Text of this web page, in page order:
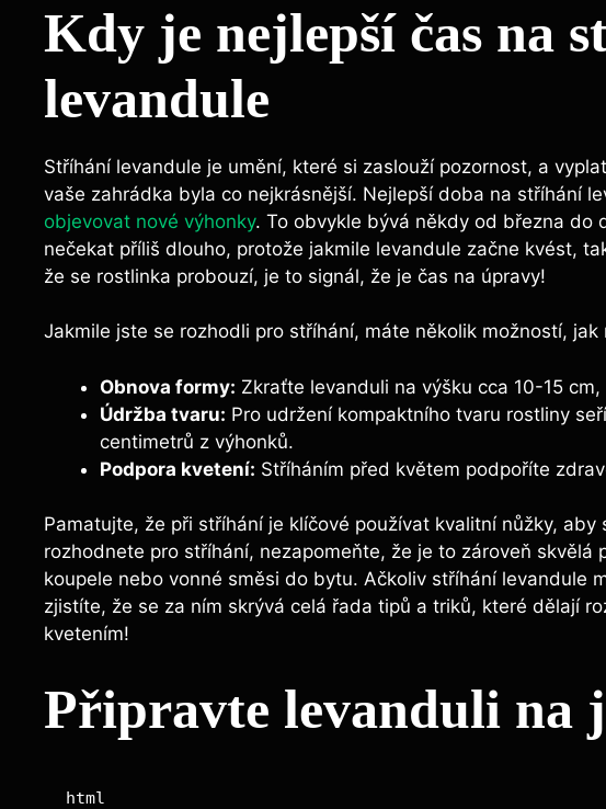
Kdy je nejlepší čas na
levandule
Stříhání levandule je umění, které si zaslouží pozornost, a
vaše zahrádka byla co nejkrásnější. Nejlepší doba na stříhání
objevovat nové výhonky. To obvykle bývá někdy od března do
nečekat příliš dlouho, protože jakmile levandule začne kvést,
že se rostlinka probouzí, je to signál, že je čas na úpravy!
Jakmile jste se rozhodli pro stříhání, máte několik možností, jak
Obnova formy: Zkraťte levanduli na výšku cca 10-15
Údržba tvaru: Pro udržení kompaktního tvaru rostliny
centimetrů z výhonků.
Podpora kvetení: Stříháním před květem podpoříte
Pamatujte, že při stříhání je klíčové používat kvalitní nůžky,
rozhodnete pro stříhání, nezapomeňte, že je to zároveň
koupele nebo vonné směsi do bytu. Ačkoliv stříhání levandule
zjistíte, že se za ním skrývá celá řada tipů a triků, které dělají
kvetením!
Připravte levanduli na
html